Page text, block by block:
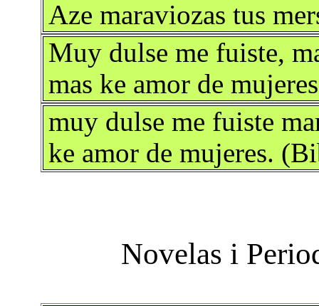
Aze maraviozas tus
Muy dulse me fuiste,
mas ke amor de
muy dulse me fuiste
ke amor de mujeres.